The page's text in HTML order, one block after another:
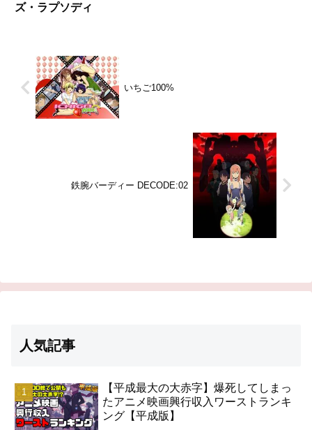
ズ・ラプソディ
いちご100%
鉄腕バーディー DECODE:02
人気記事
【平成最大の大赤字】爆死してしまっ
たアニメ映画興行収入ワーストランキ
ング【平成版】